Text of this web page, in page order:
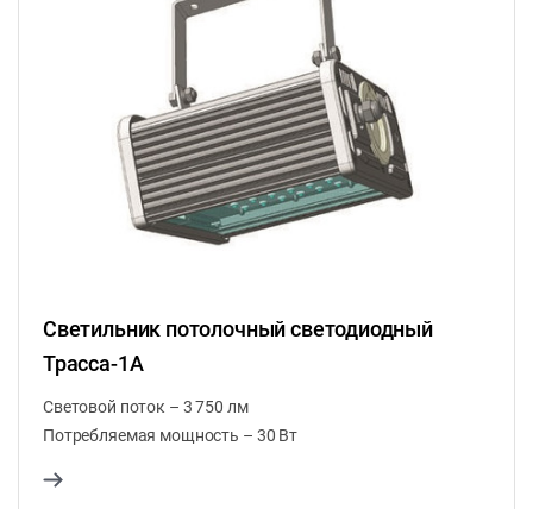
Светильник потолочный светодиодный
Трасса-1А
Световой поток – 3 750 лм
Потребляемая мощность – 30 Вт